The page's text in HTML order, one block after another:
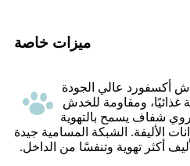
ميزات خاصة
أكسفورد عالي الجودة
غذائيًا، ومقاومة للخدش
شفاف يسمح بالتهوية
الأليفة. الشبكة المسامية جيدة
أكثر تهوية وتنفسًا من الداخل.